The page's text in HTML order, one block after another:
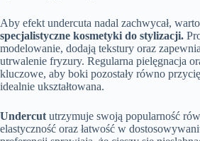
Aby efekt undercuta nadal zachwycał,
specjalistyczne kosmetyki do stylizacji.
modelowanie, dodają tekstury oraz
utrwalenie fryzury. Regularna pielęgnacja
kluczowe, aby boki pozostały równo
idealnie ukształtowana.
Undercut utrzymuje swoją popularność
elastyczność oraz łatwość w